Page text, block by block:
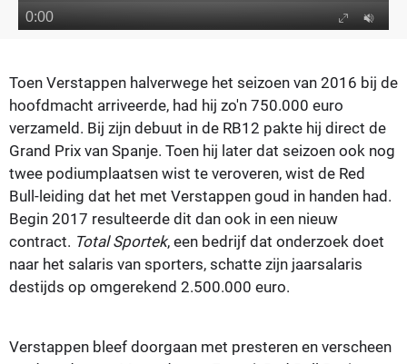
Toen Verstappen halverwege het seizoen van 2016 bij de
hoofdmacht arriveerde, had hij zo'n 750.000 euro
verzameld. Bij zijn debuut in de RB12 pakte hij direct de
Grand Prix van Spanje. Toen hij later dat seizoen ook nog
twee podiumplaatsen wist te veroveren, wist de Red
Bull-leiding dat het met Verstappen goud in handen had.
Begin 2017 resulteerde dit dan ook in een nieuw
contract. Total Sportek, een bedrijf dat onderzoek doet
naar het salaris van sporters, schatte zijn jaarsalaris
destijds op omgerekend 2.500.000 euro.
Verstappen bleef doorgaan met presteren en verscheen